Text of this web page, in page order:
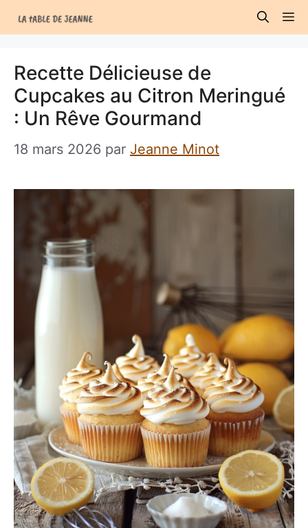
au
Recette Délicieuse de
Cupcakes au Citron Meringué
: Un Rêve Gourmand
18 mars 2026 par Jeanne Minot